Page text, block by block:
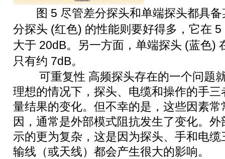
图 5 尽管差分探头和单端探头都具备
分探头 (红色) 的性能则要好得多，它在
大于 20dB。另一方面，单端探头 (蓝色)
只有约 7dB。
可重复性 高频探头存在的一个问题就
理想的情况下，探头、电缆和操作的手
量结果的变化。但不幸的是，这些因素
因，通常是外部模式阻抗发生了变化。
示的更为复杂，这是因为探头、手和电
输线（或天线）都会产生很大的影响